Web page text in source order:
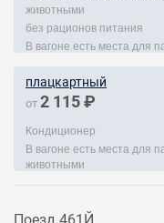
животными
без рационов питания
В вагоне есть места для
плацкартный
от 2 115 ₽
Кондиционер
В вагоне есть места для
животными